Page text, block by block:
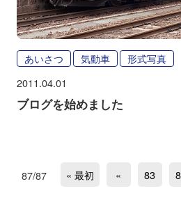
あいさつ 気動車 形式写真
2011.04.01
ブログを始めました
87/87 « 最初 « 83